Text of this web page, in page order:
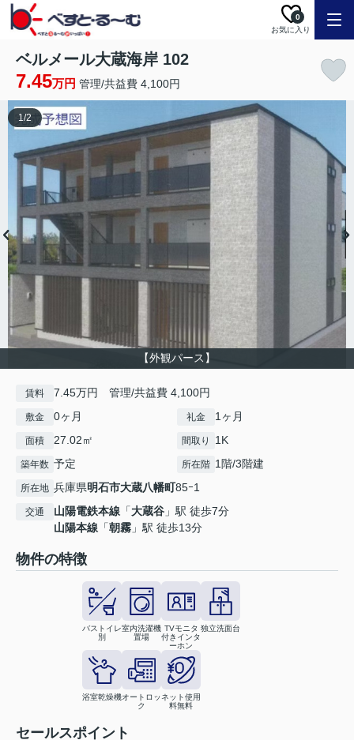
お気に入り
0
ベルメール大蔵海岸 102
7.45万円 管理/共益費 4,100円
【外観パース】
1/2
賃料 7.45万円 管理/共益費 4,100円
敷金 0ヶ月 礼金 1ヶ月
面積 27.02㎡ 間取り 1K
築年数 予定 所在階 1階/3階建
所在地 兵庫県明石市大蔵八幡町85ｰ1
交通 山陽電鉄本線 「大蔵谷 」駅 徒歩7分
山陽本線 「朝霧 」駅 徒歩13分
物件の特徴
バストイレ
別
室内洗濯機
置場
TVモニタ
付きインタ
ーホン
独立洗面台
浴室乾燥機オートロッ
ク
ネット使用
料無料
セールスポイント